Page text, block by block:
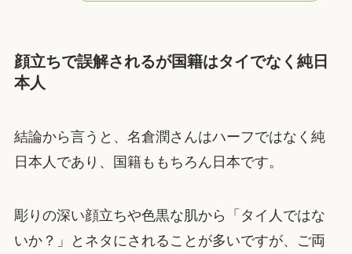
顔立ちで誤解されるが国籍はタイでなく純日
本人
結論から言うと、名倉潤さんはハーフではなく純
日本人であり、国籍ももちろん日本です。
彫りの深い顔立ちや色黒な肌から「タイ人ではな
いか？」とネタにされることが多いですが、ご両